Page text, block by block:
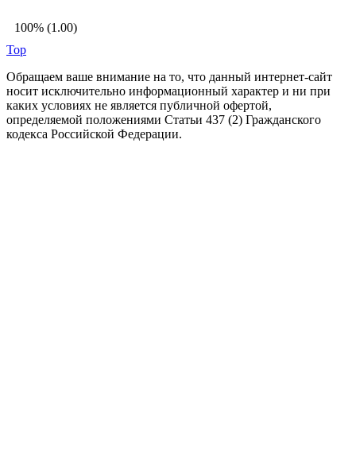
100% (1.00)
Top
Обращаем ваше внимание на то, что данный интернет-сайт
носит исключительно информационный характер и ни при
каких условиях не является публичной офертой,
определяемой положениями Статьи 437 (2) Гражданского
кодекса Российской Федерации.